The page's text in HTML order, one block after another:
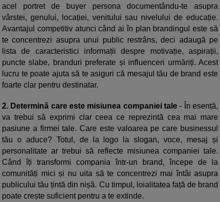
acel portret de buyer persona documentându-te asupra
vârstei, genului, locației, venitului sau nivelului de educație.
Avantajul competitiv atunci când ai în plan brandingul este să
te concentrezi asupra unui public restrâns, deci adaugă pe
lista de caracteristici informații despre motivație, aspirații,
puncte slabe, branduri preferate și influenceri urmăriți. Acest
lucru te poate ajuta să te asiguri că mesajul tău de brand este
foarte clar pentru destinatar.
2. Determină care este misiunea companiei tale - În esență,
va trebui să exprimi clar ceea ce reprezintă cea mai mare
pasiune a firmei tale. Care este valoarea pe care businessul
tău o aduce? Totul, de la logo la slogan, voce, mesaj și
personalitate ar trebui să reflecte misiunea companiei tale.
Când îți transformi compania într-un brand, începe de la
comunități mici și nu uita să te concentrezi mai întâi asupra
publicului tău țintă din nișă. Cu timpul, loialitatea față de brand
poate crește suficient pentru a te extinde.